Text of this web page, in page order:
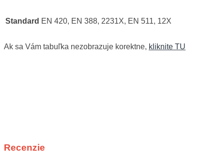
Standard EN 420, EN 388, 2231X, EN 511, 12X
Ak sa Vám tabuľka nezobrazuje korektne, kliknite TU
Recenzie